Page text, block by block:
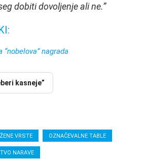
dobiti dovoljenje ali ne.”
nagrada
kasneje”
VRSTE OZNAČEVALNE TABLE
NARAVE